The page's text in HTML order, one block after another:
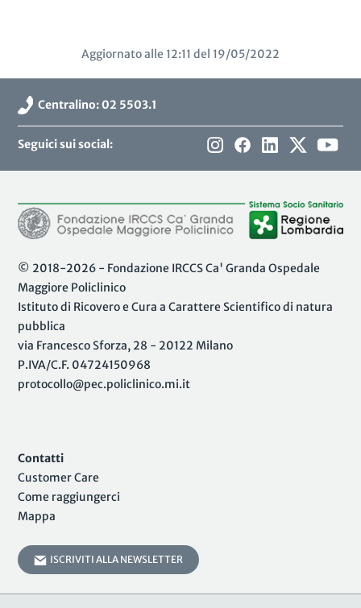
Aggiornato alle 12:11 del 19/05/2022
Centralino: 02 5503.1
Seguici sui social:
© 2018-2026 - Fondazione IRCCS Ca' Granda Ospedale
Maggiore Policlinico
Istituto di Ricovero e Cura a Carattere Scientifico di natura
pubblica
via Francesco Sforza, 28 - 20122 Milano
P.IVA/C.F. 04724150968
protocollo@pec.policlinico.mi.it
Contatti
Customer Care
Come raggiungerci
Mappa
ISCRIVITI ALLA NEWSLETTER